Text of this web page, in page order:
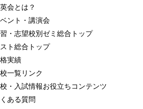
会とは？
ント・講演会
・志望校別ゼミ総合トップ
ト総合トップ
実績
一覧リンク
・入試情報お役立ちコンテンツ
ある質問